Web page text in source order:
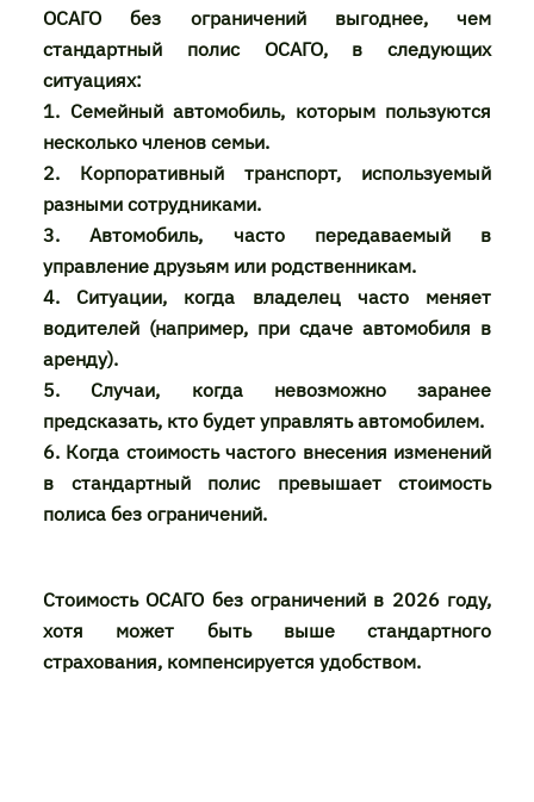
ОСАГО без ограничений выгоднее, чем
стандартный полис ОСАГО, в следующих
ситуациях:
1. Семейный автомобиль, которым пользуются
несколько членов семьи.
2. Корпоративный транспорт, используемый
разными сотрудниками.
3. Автомобиль, часто передаваемый в
управление друзьям или родственникам.
4. Ситуации, когда владелец часто меняет
водителей (например, при сдаче автомобиля в
аренду).
5. Случаи, когда невозможно заранее
предсказать, кто будет управлять автомобилем.
6. Когда стоимость частого внесения изменений
в стандартный полис превышает стоимость
полиса без ограничений.
Стоимость ОСАГО без ограничений в 2026 году,
хотя может быть выше стандартного
страхования, компенсируется удобством.